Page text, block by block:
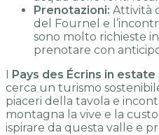
Prenotazioni: Attività
del Fournel e
sono molto richieste
prenotare con
I Pays des Écrins in estate
cerca un turismo
piaceri della tavola e
montagna la vive e la
ispirare da questa valle e